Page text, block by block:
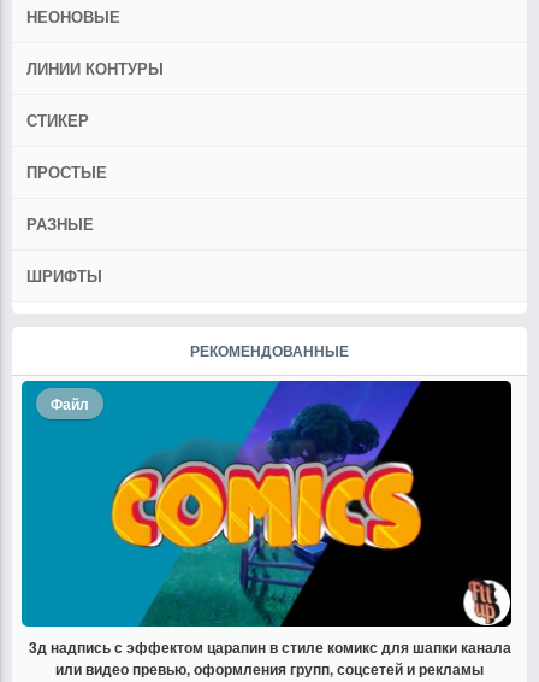
НЕОНОВЫЕ
ЛИНИИ КОНТУРЫ
СТИКЕР
ПРОСТЫЕ
РАЗНЫЕ
ШРИФТЫ
РЕКОМЕНДОВАННЫЕ
Файл
3д надпись с эффектом царапин в стиле комикс для шапки канала
или видео превью, оформления групп, соцсетей и рекламы